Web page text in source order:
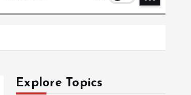
Explore Topics